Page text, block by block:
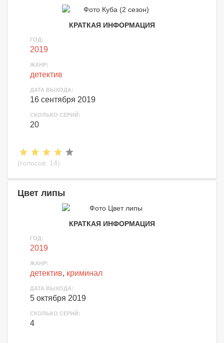
КРАТКАЯ ИНФОРМАЦИЯ
ГОД:
2019
ЖАНР:
детектив
ДАТА ВЫХОДА:
16 сентября 2019
СКОЛЬКО СЕРИЙ:
20
(голосов: 14)
Цвет липы
КРАТКАЯ ИНФОРМАЦИЯ
ГОД:
2019
ЖАНР:
детектив, криминал
ДАТА ВЫХОДА:
5 октября 2019
СКОЛЬКО СЕРИЙ:
4